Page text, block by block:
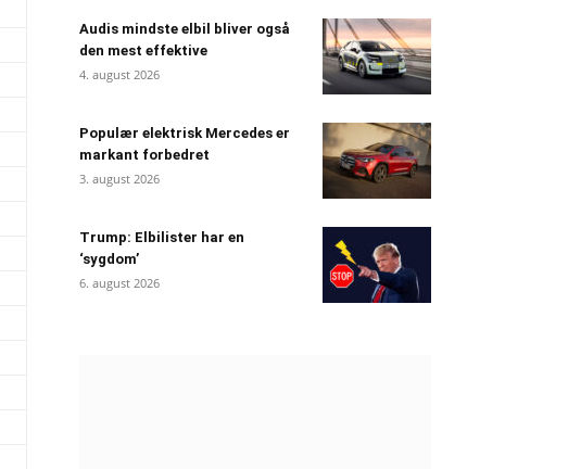
Audis mindste elbil bliver også
den mest effektive
4. august 2026
Populær elektrisk Mercedes er
markant forbedret
3. august 2026
Trump: Elbilister har en
‘sygdom’
6. august 2026